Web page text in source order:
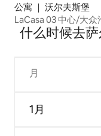
公寓 ｜ 沃尔夫斯堡
LaCasa 03 中心/大
什么时候去
月
1月